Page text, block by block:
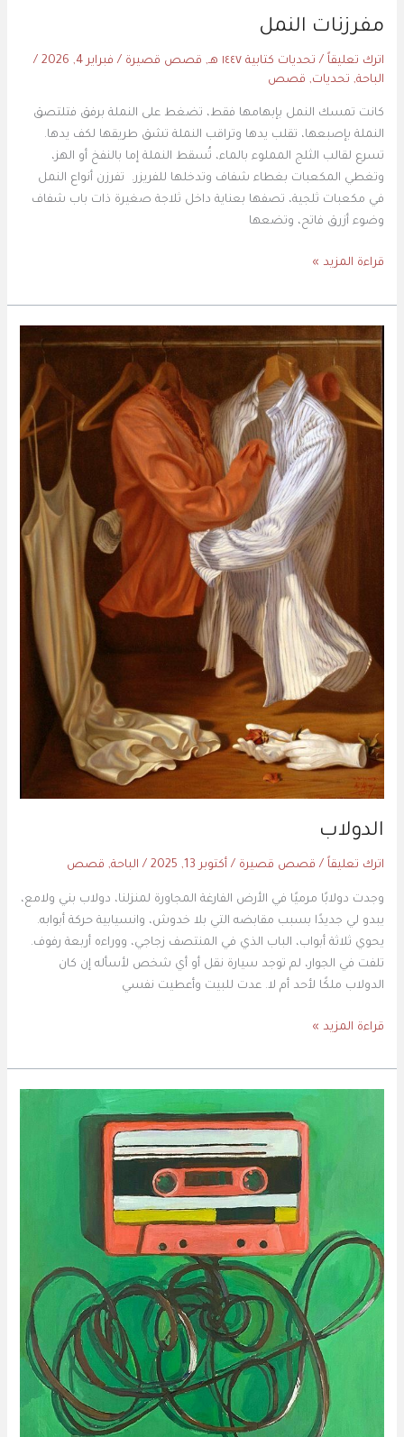
مفرزنات النمل
اترك تعليقاً / تحديات كتابية ١٤٤٧ هـ , قصص قصيرة / فبراير 4, 2026
/
الباحة, تحديات, قصص
كانت تمسك النمل بإبهامها فقط، تضغط على النملة برفق فتلتصق
النملة بإصبعها، تقلب يدها وتراقب النملة تشق طريقها لكف يدها.
تسرع لقالب الثلج المملوء بالماء، تُسقط النملة إما بالنفخ أو الهز،
وتغطي المكعبات بغطاء شفاف وتدخلها للفريزر. تفرزن أنواع النمل
في مكعبات ثلجية، تصفها بعناية داخل ثلاجة صغيرة ذات باب شفاف
وضوء أزرق فاتح، وتضعها
قراءة المزيد »
الدولاب
اترك تعليقاً / قصص قصيرة / أكتوبر 13, 2025 / الباحة, قصص
وجدت دولابًا مرميًا في الأرض الفارغة المجاورة لمنزلنا، دولاب بني ولامع،
يبدو لي جديدًا بسبب مقابضه التي بلا خدوش، وانسيابية حركة أبوابه.
يحوي ثلاثة أبواب، الباب الذي في المنتصف زجاجي، ووراءه أربعة رفوف.
تلفت في الجوار، لم توجد سيارة نقل أو أي شخص لأسأله إن كان
الدولاب ملكًا لأحد أم لا. عدت للبيت وأعطيت نفسي
الدولاب
قراءة المزيد »